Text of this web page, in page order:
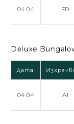
04.04 FB
Deluxe
Дата
04.04 AI